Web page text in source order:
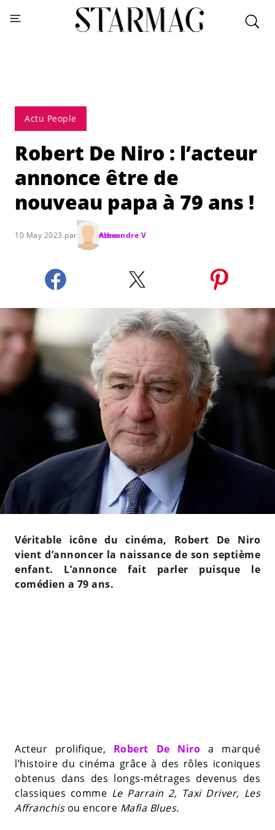
Actu People
Robert De Niro : l’acteur
annonce être de
nouveau papa à 79 ans !
10 May 2023 par Alexandre V
Véritable icône du cinéma, Robert De Niro
vient d’annoncer la naissance de son septième
enfant. L’annonce fait parler puisque le
comédien a 79 ans.
Acteur prolifique, Robert De Niro a marqué
l’histoire du cinéma grâce à des rôles iconiques
obtenus dans des longs-métrages devenus des
classiques comme Le Parrain 2, Taxi Driver, Les
Affranchis ou encore Mafia Blues.